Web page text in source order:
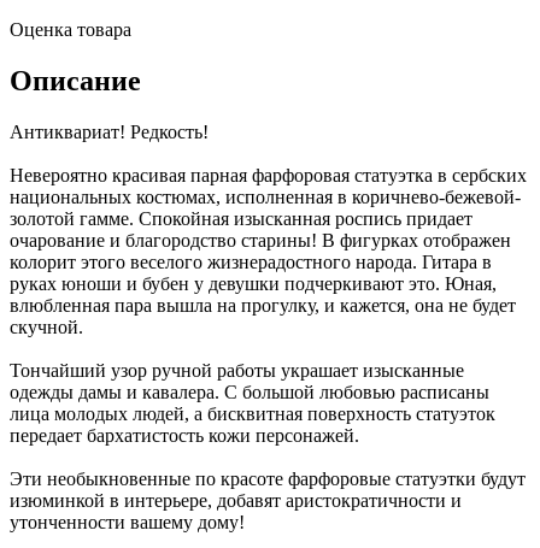
Оценка товара
Описание
Антиквариат! Редкость!
Невероятно красивая парная фарфоровая статуэтка в сербских
национальных костюмах, исполненная в коричнево-бежевой-
золотой гамме. Спокойная изысканная роспись придает
очарование и благородство старины! В фигурках отображен
колорит этого веселого жизнерадостного народа. Гитара в
руках юноши и бубен у девушки подчеркивают это. Юная,
влюбленная пара вышла на прогулку, и кажется, она не будет
скучной.
Тончайший узор ручной работы украшает изысканные
одежды дамы и кавалера. С большой любовью расписаны
лица молодых людей, а бисквитная поверхность статуэток
передает бархатистость кожи персонажей.
Эти необыкновенные по красоте фарфоровые статуэтки будут
изюминкой в интерьере, добавят аристократичности и
утонченности вашему дому!